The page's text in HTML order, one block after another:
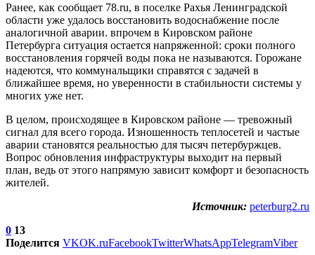
Ранее, как сообщает 78.ru, в поселке Рахья Ленинградской
области уже удалось восстановить водоснабжение после
аналогичной аварии. впрочем в Кировском районе
Петербурга ситуация остается напряженной: сроки полного
восстановления горячей воды пока не называются. Горожане
надеются, что коммунальщики справятся с задачей в
ближайшее время, но уверенности в стабильности системы у
многих уже нет.
В целом, происходящее в Кировском районе — тревожный
сигнал для всего города. Изношенность теплосетей и частые
аварии становятся реальностью для тысяч петербуржцев.
Вопрос обновления инфраструктуры выходит на первый
план, ведь от этого напрямую зависит комфорт и безопасность
жителей.
Источник: peterburg2.ru
0 13
Поделится VKOK.ruFacebookTwitterWhatsAppTelegramViber